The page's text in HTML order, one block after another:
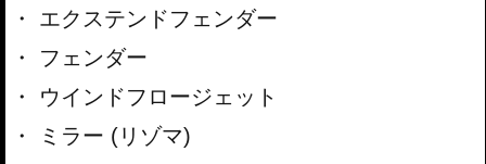
エクステンドフェンダー
フェンダー
ウインドフロージェット
ミラー (リゾマ)